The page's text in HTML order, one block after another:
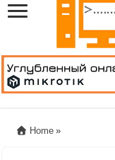
Home »